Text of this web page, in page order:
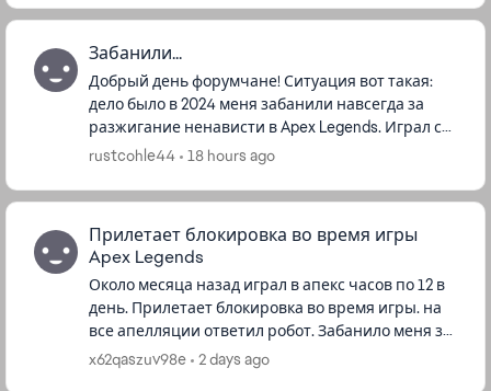
Забанили...
Добрый день форумчане! Ситуация вот такая:
дело было в 2024 меня забанили навсегда за
разжигание ненависти в Apex Legends. Играл с
ребятами из китая или японии, и вот написал
rustcohle44 18 hours ago
Прилетает блокировка во время игры
Apex Legends
Около месяца назад играл в апекс часов по 12 в
день. Прилетает блокировка во время игры. на
все апелляции ответил робот. Забанило меня за
Улучшение игрового процесса. А вот за что
x62qaszuv98e 2 days ago